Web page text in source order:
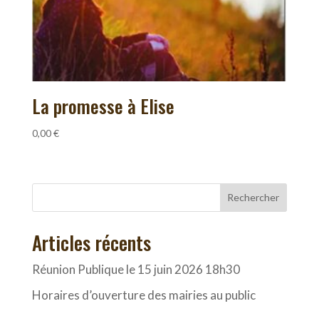
La promesse à Elise
0,00€
Rechercher
Articles récents
Réunion Publique le 15 juin 2026 18h30
Horaires d’ouverture des mairies au public